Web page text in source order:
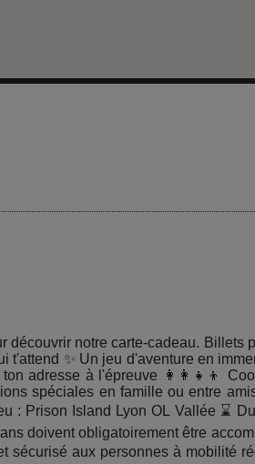
notre carte-cadeau. Billets
t'attend ✨ Un jeu d'aventure en
adresse à l'épreuve 👩‍👩‍👧‍👦
spéciales en famille ou entre
: Prison Island Lyon OL Vallée ⌛
doivent obligatoirement être
sécurisé aux personnes à mobilité